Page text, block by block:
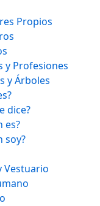
Propios
y Profesiones
y Árboles
dice?
es?
soy?
Vestuario